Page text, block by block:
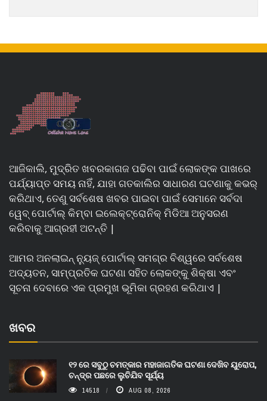
ଆଜିକାଲି, ମୁଦ୍ରିତ ଖବରକାଗଜ ପଢିବା ପାଇଁ ଲୋକଙ୍କ ପାଖରେ
ପର୍ଯ୍ୟାପ୍ତ ସମୟ ନାହିଁ, ଯାହା ଗତକାଲିର ସାଧାରଣ ଘଟଣାକୁ କଭର୍
କରିଥାଏ, ତେଣୁ ସର୍ବଶେଷ ଖବର ପାଇବା ପାଇଁ ସେମାନେ ସର୍ବଦା
ୱେବ୍ ପୋର୍ଟାଲ୍ କିମ୍ବା ଇଲେକ୍ଟ୍ରୋନିକ୍ ମିଡିଆ ଅନୁସରଣ
କରିବାକୁ ଆଗ୍ରହୀ ଅଟନ୍ତି |
ଆମର ଅନଲାଇନ୍ ନ୍ୟୁଜ୍ ପୋର୍ଟାଲ୍ ସମଗ୍ର ବିଶ୍ୱରେ ସର୍ବଶେଷ
ଅଦ୍ୟତନ, ସାମ୍ପ୍ରତିକ ଘଟଣା ସହିତ ଲୋକଙ୍କୁ ଶିକ୍ଷା ଏବଂ
ସୂଚନା ଦେବାରେ ଏକ ପ୍ରମୁଖ ଭୂମିକା ଗ୍ରହଣ କରିଥାଏ |
ଖବର
୧୨ ରେ ସବୁଠୁ ଚମତ୍କାର ମହାଜାଗତିକ ଘଟଣା ଦେଖିବ ୟୁରୋପ,
ଚନ୍ଦ୍ର ପଛରେ ଲୁଚିଯିବ ସୂର୍ଯ୍ୟ
14518 AUG 08, 2026